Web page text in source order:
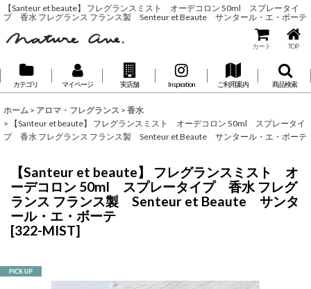
【Santeur et beaute】 フレグランスミスト オーデコロン 50ml スプレータイ
プ 香水 フレグランス フランス製 Senteur et Beaute サンタール・エ・ボーテ
カート TOP
カテゴリ マイページ 実店舗 Inspiration ご利用案内 商品検索
ホーム > アロマ・フレグランス > 香水
>
【Santeur et beaute】 フレグランスミスト オーデコロン 50ml スプレータイ
プ 香水 フレグランス フランス製 Senteur et Beaute サンタール・エ・ボーテ
【Santeur et beaute】 フレグランスミスト オ
ーデコロン 50ml スプレータイプ 香水 フレグ
ランス フランス製 Senteur et Beaute サンタ
ール・エ・ボーテ
[322-MIST]